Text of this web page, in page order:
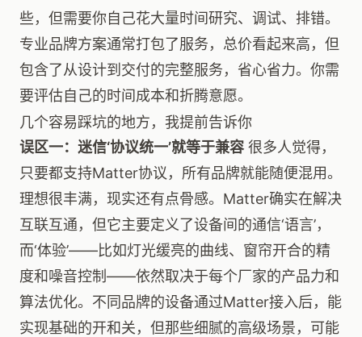
些，但需要你自己花大量时间研究、调试、排错。
专业品牌方案通常打包了服务，总价看起来高，但
包含了从设计到交付的完整服务，省心省力。你需
要评估自己的时间成本和折腾意愿。
几个容易踩坑的地方，我提前告诉你
误区一：迷信‘协议统一’就等于兼容 很多人觉得，
只要都支持Matter协议，所有品牌就能随便混用。
理想很丰满，现实还有点骨感。Matter确实在解决
互联互通，但它主要定义了设备间的通信‘语言’，
而‘体验’——比如灯光缓亮的曲线、窗帘开合的精
度和噪音控制——依然取决于每个厂家的产品力和
算法优化。不同品牌的设备通过Matter接入后，能
实现基础的开和关，但那些细腻的高级场景，可能